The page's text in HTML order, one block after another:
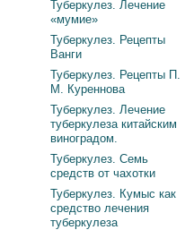
Туберкулез. Лечение
«мумие»
Туберкулез. Рецепты
Ванги
Туберкулез. Рецепты П.
М. Куреннова
Туберкулез. Лечение
туберкулеза китайским
виноградом.
Туберкулез. Семь
средств от чахотки
Туберкулез. Кумыс как
средство лечения
туберкулеза